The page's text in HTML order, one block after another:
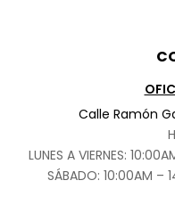
Calle Ramón
LUNES A VIERNES:
SÁBADO: 10:00AM –